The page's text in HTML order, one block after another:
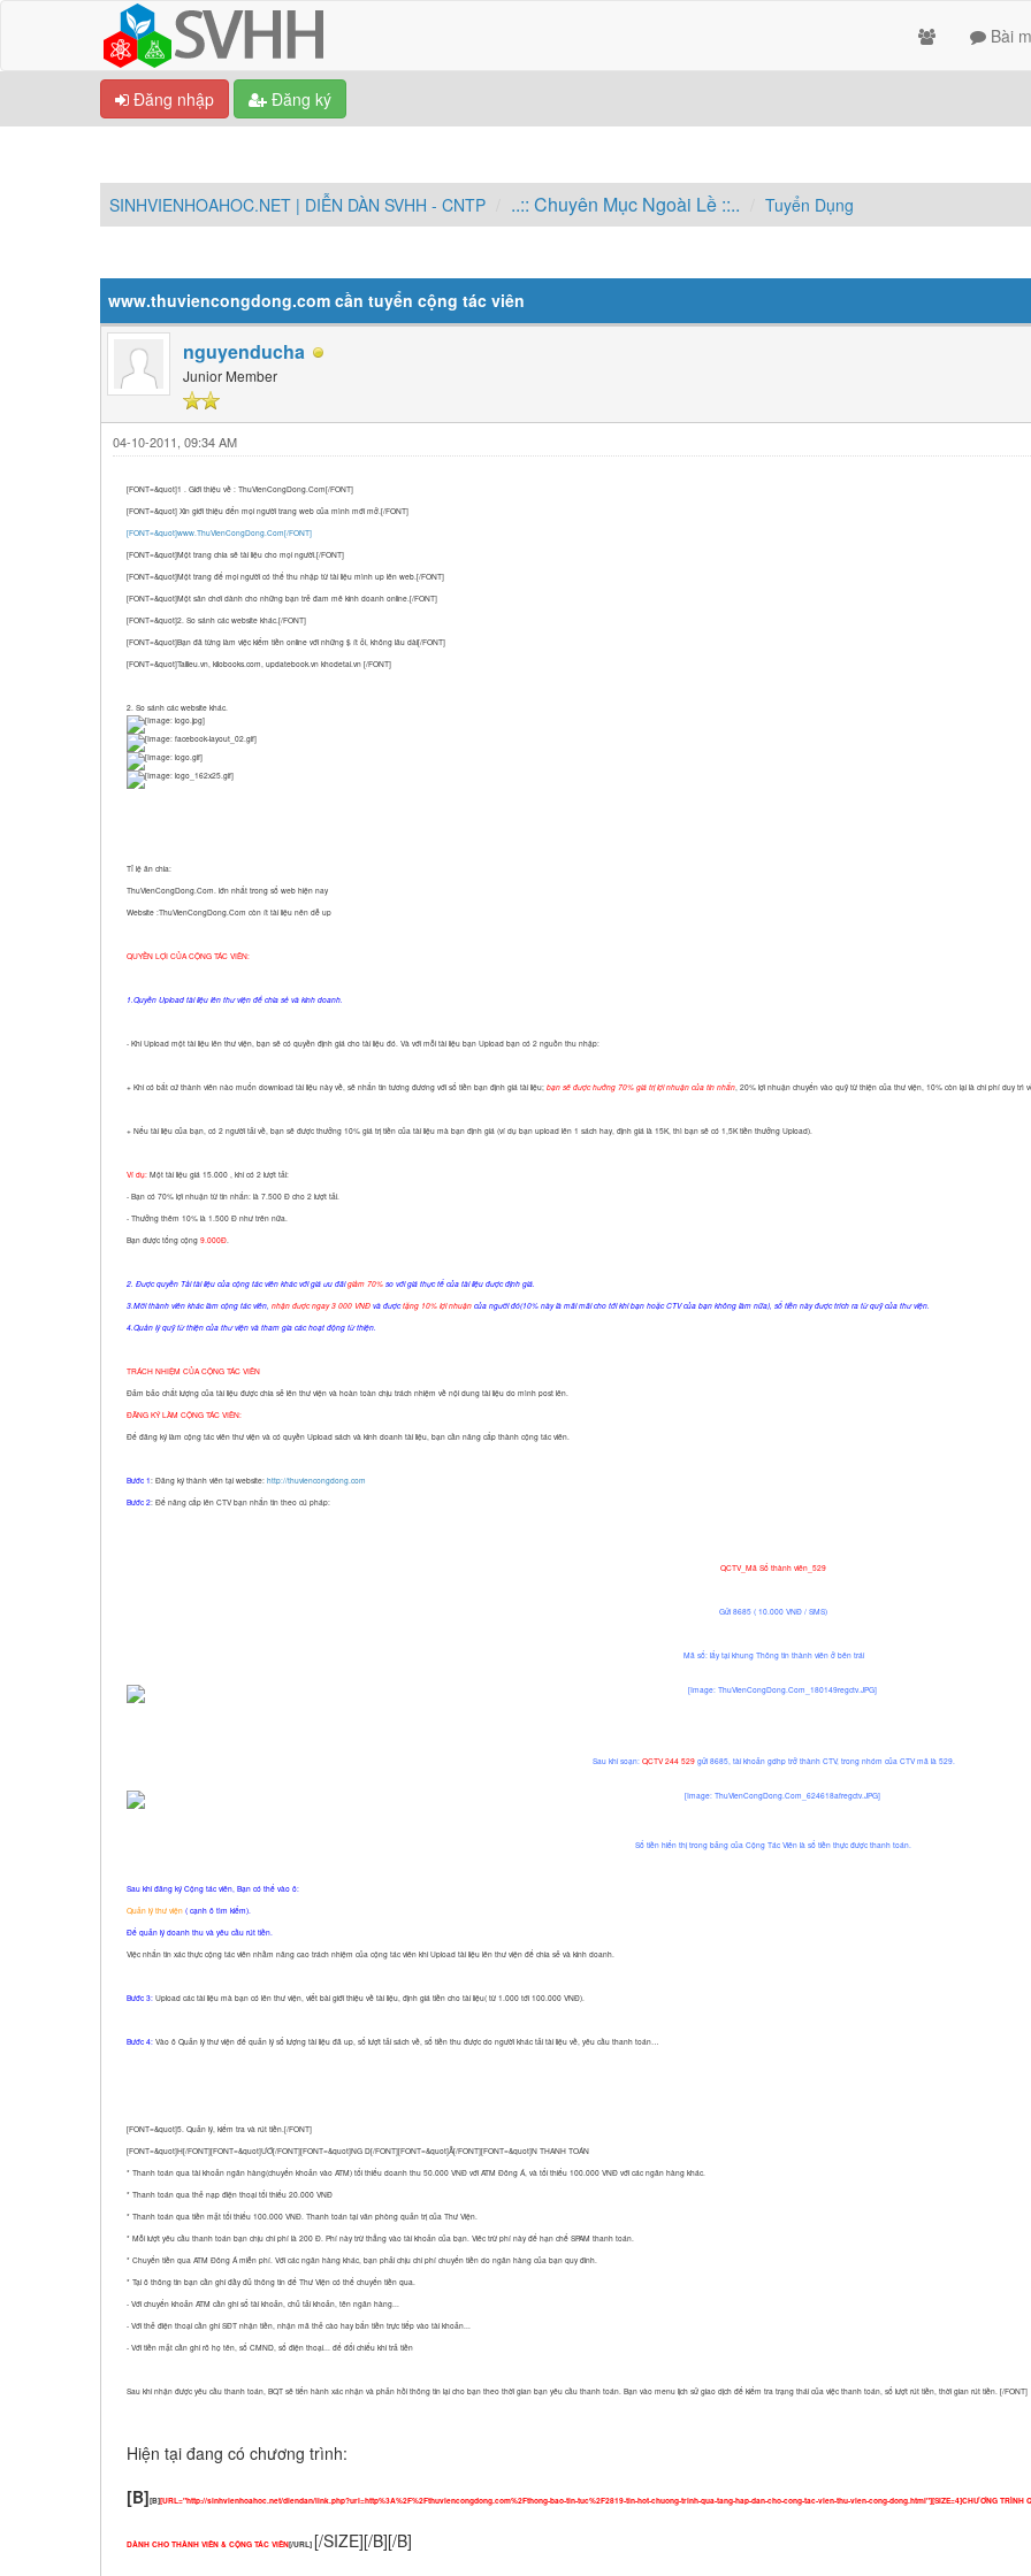
Bài
Đăng nhập Đăng ký
SINHVIENHOAHOC.NET | DIỄN DÀN SVHH - CNTP ..:: Chuyên Mục Ngoài Lề ::.. Tuyển Dụng
www.thuviencongdong.com cần tuyển cộng tác viên
nguyenducha
Junior Member
04-10-2011, 09:34 AM
[FONT=&quot]1 . Giới thiệu về : ThuVienCongDong.Com[/FONT]
[FONT=&quot] Xin giới thiệu đến mọi người trang web của mình mới mở.[/FONT]
[FONT=&quot]www.ThuVienCongDong.Com[/FONT]
[FONT=&quot]Một trang chia sẽ tài liệu cho mọi người.[/FONT]
[FONT=&quot]Một trang để mọi người có thể thu nhập từ tài liệu mình up lên web.[/FONT]
[FONT=&quot]Một sân chơi dành cho những bạn trẻ đam mê kinh doanh online.[/FONT]
[FONT=&quot]2. So sánh các website khác.[/FONT]
[FONT=&quot]Bạn đã từng làm việc kiếm tiền online với những $ ít ỏi, không lâu dài[/FONT]
[FONT=&quot]Tailieu.vn, kilobooks.com, updatebook.vn khodetai.vn [/FONT]
2. So sánh các website khác.
Tỉ lệ ăn chia:
ThuVienCongDong.Com. lớn nhất trong số web hiện nay
Website :ThuVienCongDong.Com còn ít tài liệu nên dễ up
QUYỀN LỢI CỦA CỘNG TÁC VIÊN:
1.Quyền Upload tài liệu lên thư viện để chia sẻ và kinh doanh.
- Khi Upload một tài liệu lên thư viện, bạn sẽ có quyền định giá cho tài liệu đó. Và với mỗi tài liệu bạn Upload bạn có 2 nguồn thu nhập:
+ Khi có bất cứ thành viên nào muốn download tài liệu này về, sẽ nhắn tin tương đương với số tiền bạn định giá tài liệu; bạn sẽ được hưởng 70% giá trị lợi nhuận của tin nhắn , 20% lợi nhuận chuyển vào quỹ từ thiện của thư viện, 10% còn lại là chi phí duy trì
+ Nếu tài liệu của bạn, có 2 người tải về, bạn sẽ được thưởng 10% giá trị tiền của tài liệu mà bạn định giá (ví dụ bạn upload lên 1 sách hay, định giá là 15K, thì bạn sẽ có 1,5K tiền thưởng Upload).
Ví dụ: Một tài liệu giá 15.000 , khi có 2 lượt tải:
- Bạn có 70% lợi nhuận từ tin nhắn: là 7.500 Đ cho 2 lượt tải.
- Thưởng thêm 10% là 1.500 Đ như trên nữa.
Bạn được tổng cộng 9.000Đ
2. Được quyền Tải tài liệu của cộng tác viên khác với giá ưu đãigiảm 70% so với giá thực tế của tài liệu được định giá.
3.Mời thành viên khác làm cộng tác viên, nhận được ngay 3 000 VNĐ và đượctặng 10% lợi nhuận của người đó(10% này là mãi mãi cho tới khi bạn hoặc CTV của bạn không làm nữa), số tiền này được trích ra từ quỹ của thư viện.
4.Quản lý quỹ từ thiện của thư viện và tham gia các hoạt động từ thiện.
TRÁCH NHIỆM CỦA CỘNG TÁC VIÊN
Đảm bảo chất lượng của tài liệu được chia sẻ lên thư viện và hoàn toàn chịu trách nhiệm về nội dung tài liệu do mình post lên.
ĐĂNG KÝ LÀM CỘNG TÁC VIÊN:
Để đăng ký làm cộng tác viên thư viện và có quyền Upload sách và kinh doanh tài liệu, bạn cần nâng cấp thành cộng tác viên.
Bước 1: Đăng ký thành viên tại website: http://thuviencongdong.com
Bước 2: Để nâng cấp lên CTV bạn nhắn tin theo cú pháp:
QCTV_Mã Số thành viên_529
Gửi 8685 ( 10.000 VNĐ / SMS)
Mã số: lấy tại khung Thông tin thành viên ở bên trái
Sau khi soạn: QCTV 244 529gửi 8685, tài khoản gdhp trở thành CTV, trong nhóm của CTV mã là 529.
Số tiền hiển thị trong bảng của Cộng Tác Viên là số tiền thực được thanh toán.
Sau khi đăng ký Cộng tác viên, Bạn có thể vào ô:
Quản lý thư viện ( cạnh ô tìm kiếm).
Để quản lý doanh thu và yêu cầu rút tiền.
Việc nhắn tin xác thực cộng tác viên nhằm nâng cao trách nhiệm của cộng tác viên khi Upload tài liệu lên thư viện để chia sẻ và kinh doanh.
Bước 3: Upload các tài liệu mà bạn có lên thư viện, viết bài giới thiệu về tài liệu, định giá tiền cho tài liệu( từ 1.000 tới 100.000 VNĐ).
Bước 4: Vào ô Quản lý thư viện để quản lý số lượng tài liệu đã up, số lượt tải sách về, số tiền thu được do người khác tải tài liệu về, yêu cầu thanh toán…
[FONT=&quot]5. Quản lý, kiểm tra và rút tiền.[/FONT]
[FONT=&quot]H[/FONT][FONT=&quot]ƯỚ[/FONT][FONT=&quot]NG D[/FONT][FONT=&quot]Ẫ[/FONT][FONT=&quot]N THANH TOÁN
* Thanh toán qua tài khoản ngân hàng(chuyển khoản vào ATM) tối thiểu doanh thu 50.000 VNĐ với ATM Đông Á, và tối thiểu 100.000 VNĐ với các ngân hàng khác.
* Thanh toán qua thẻ nạp điện thoại tối thiểu 20.000 VNĐ
* Thanh toán qua tiền mặt tối thiểu 100.000 VNĐ. Thanh toán tại văn phòng quản trị của Thư Viện.
* Mỗi lượt yêu cầu thanh toán bạn chịu chi phí là 200 Đ. Phí này trừ thẳng vào tài khoản của bạn. Viêc trừ phí này để hạn chế SPAM thanh toán.
* Chuyển tiền qua ATM Đông Á miễn phí. Với các ngân hàng khác, bạn phải chịu chi phí chuyển tiền do ngân hàng của bạn quy đinh.
* Tại ô thông tin bạn cần ghi đầy đủ thông tin để Thư Viện có thể chuyển tiền qua.
- Với chuyển khoản ATM cần ghi số tài khoản, chủ tải khoản, tên ngân hàng...
- Với thẻ điện thoại cần ghi SĐT nhận tiền, nhận mã thẻ cào hay bắn tiền trực tiếp vào tài khoản...
- Với tiền mặt cần ghi rõ họ tên, số CMND, số điện thoại... để đối chiếu khi trả tiền
Sau khi nhận được yêu cầu thanh toán, BQT sẽ tiến hành xác nhận và phản hồi thông tin lại cho bạn theo thời gian bạn yêu cầu thanh toán. Bạn vào menu lịch sử giao dịch để kiểm tra trạng thái của việc thanh toán, số lượt rút tiền, thời gian rút tiền. [/FONT]
Hiện tại đang có chương trình:
[B][B][URL="http://sinhvienhoahoc.net/diendan/link.php?url=http%3A%2F%2Fthuviencongdong.com%2Fthong-bao-tin-tuc%2F2819-tin-hot-chuong-trinh-qua-tang-hap-dan-cho-cong-tac-vien-thu-vien-cong-dong.html"][SIZE=4]CHƯƠNG TRÌNH
DÀNH CHO THÀNH VIÊN & CỘNG TÁC VIÊN[/URL] [/SIZE][/B][/B]